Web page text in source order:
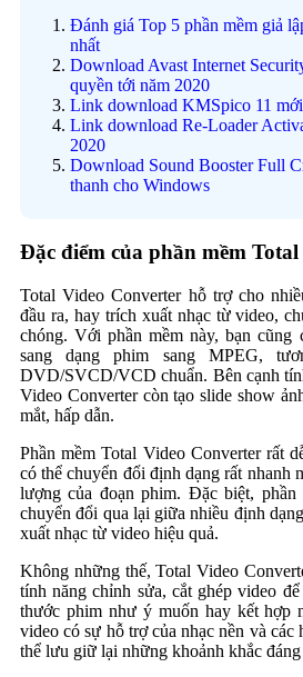
Đánh giá Top 5 phần mềm giả
nhất
Download Avast Internet
quyền tới năm 2020
Link download KMSpico 11
Link download Re-Loader
2020
Download Sound Booster Full
thanh cho Windows
Đặc điểm của phần mềm
Total Video Converter hỗ trợ cho
đầu ra, hay trích xuất nhạc từ video,
chóng. Với phần mềm này, bạn
sang dạng phim sang MPEG,
DVD/SVCD/VCD chuẩn. Bên cạnh
Video Converter còn tạo slide show
mắt, hấp dẫn.
Phần mềm Total Video Converter rất
có thể chuyển đổi định dạng rất nhanh
lượng của đoạn phim. Đặc biệt, phần
chuyển đổi qua lại giữa nhiều định
xuất nhạc từ video hiệu quả.
Không những thế, Total Video
tính năng chỉnh sửa, cắt ghép video
thước phim như ý muốn hay kết hợp
video có sự hỗ trợ của nhạc nền và các
thể lưu giữ lại những khoảnh khắc